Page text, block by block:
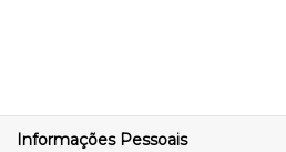
Informações Pessoais